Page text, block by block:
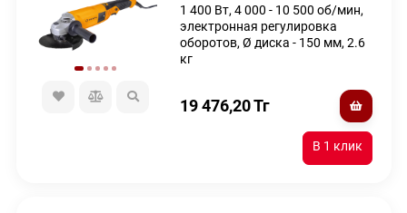
1 400 Вт, 4 000 - 10 500 об/мин,
электронная регулировка
оборотов, Ø диска - 150 мм, 2.6
кг
19 476,20Тг